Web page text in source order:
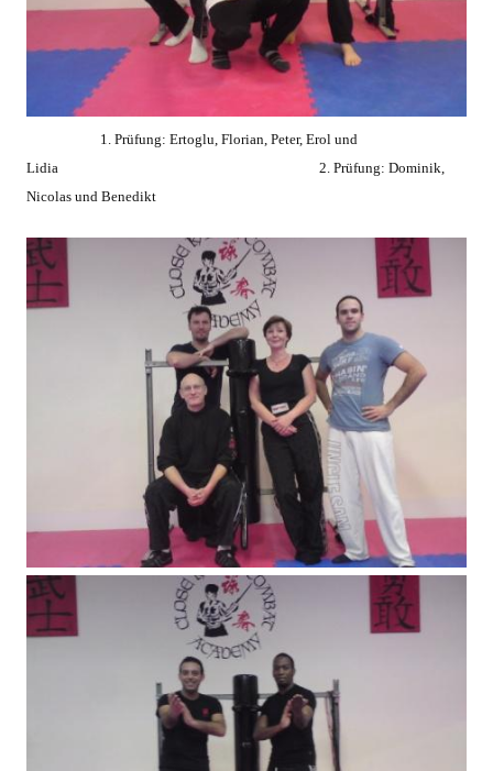
1. Prüfung: Ertoglu, Florian, Peter, Erol und
Lidia 2. Prüfung: Dominik,
Nicolas und Benedikt